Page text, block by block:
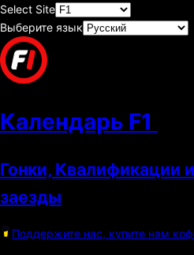
Select Site
Выберите язык
Календарь F1
Гонки, Квалификации
заезды
Поддержите нас, купите нам